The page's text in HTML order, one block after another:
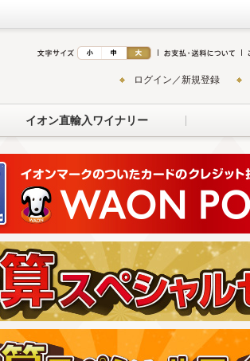
ログイン／新規登録
イオン直輸入ワイナリー